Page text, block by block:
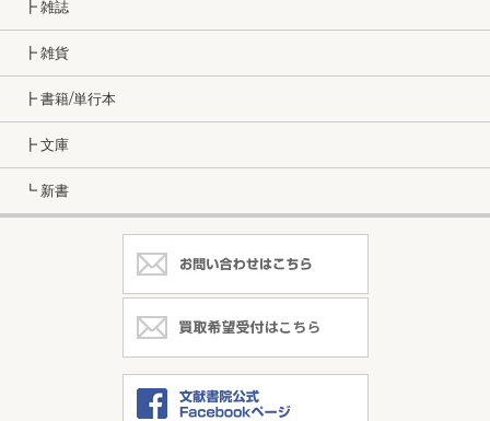
┣ 雑誌
┣ 雑貨
┣ 書籍/単行本
┣ 文庫
┗ 新書